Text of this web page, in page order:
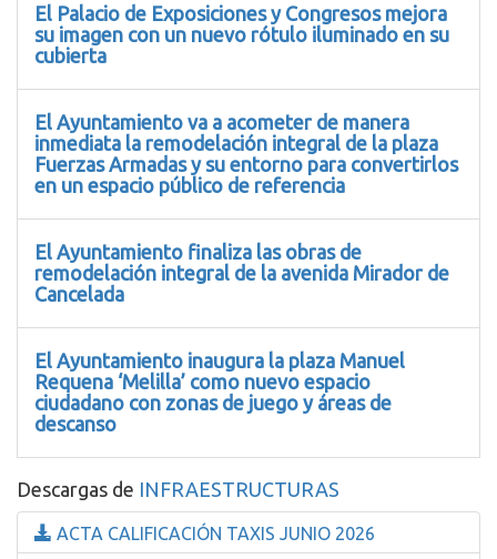
El Palacio de Exposiciones y Congresos mejora
su imagen con un nuevo rótulo iluminado en su
cubierta
El Ayuntamiento va a acometer de manera
inmediata la remodelación integral de la plaza
Fuerzas Armadas y su entorno para convertirlos
en un espacio público de referencia
El Ayuntamiento finaliza las obras de
remodelación integral de la avenida Mirador de
Cancelada
El Ayuntamiento inaugura la plaza Manuel
Requena ‘Melilla’ como nuevo espacio
ciudadano con zonas de juego y áreas de
descanso
Descargas de INFRAESTRUCTURAS
ACTA CALIFICACIÓN TAXIS JUNIO 2026